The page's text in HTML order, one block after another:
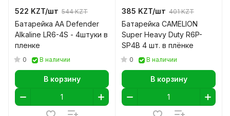
522 KZT/шт 544 KZT
Батарейка АА Defender
Alkaline LR6-4S - 4штуки в
пленке
0 В наличии
В корзину
385 KZT/шт 401 KZT
Батарейка CAMELION
Super Heavy Duty R6P-
SP4B 4 шт. в плёнке
0 В наличии
В корзину